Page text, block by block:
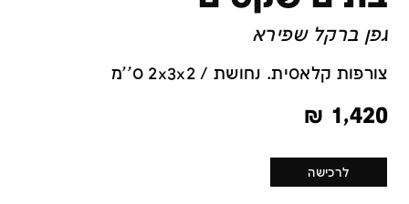
גפן ברקל שפירא
צורפות קלאסית. נחושת / 2x3x2 ס''מ
1,420
₪
לרכישה